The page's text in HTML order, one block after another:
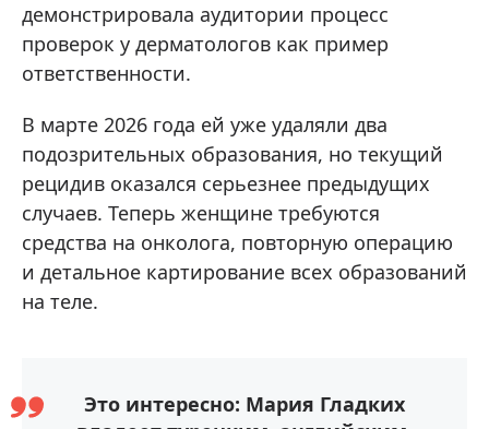
демонстрировала аудитории процесс
проверок у дерматологов как пример
ответственности.
В марте 2026 года ей уже удаляли два
подозрительных образования, но текущий
рецидив оказался серьезнее предыдущих
случаев. Теперь женщине требуются
средства на онколога, повторную операцию
и детальное картирование всех образований
на теле.
Это интересно: Мария Гладких